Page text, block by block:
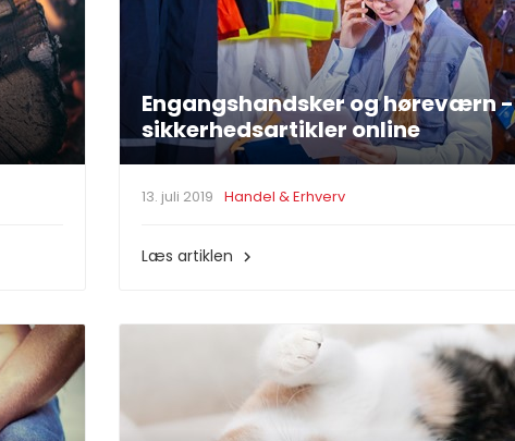
Engangshandsker og høreværn -
sikkerhedsartikler online
13. juli 2019 Handel & Erhverv
Læs artiklen 